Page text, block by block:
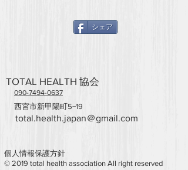
シェア
TOTAL HEALTH 協会
090-7494-0637
西宮市新甲陽町5−19
total.health.japan＠gmail.com
個人情報保護方針
​©️ 2019 total health association All right reserved